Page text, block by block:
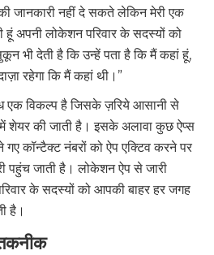
जानकारी नहीं दे सकते लेकिन मेरी एक
हूं अपनी लोकेशन परिवार के सदस्यों को
भी देती है कि उन्हें पता है कि मैं कहां हूं,
रहेगा कि मैं कहां थी।”
एक विकल्प है जिसके ज़रिये आसानी से
शेयर की जाती है। इसके अलावा कुछ ऐप्स
गए कॉन्टैक्ट नंबरों को ऐप एक्टिव करने पर
पहुंच जाती है। लोकेशन ऐप से जारी
के सदस्यों को आपकी बाहर हर जगह
है।